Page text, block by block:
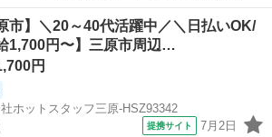
験が活かせます☆ ・1年後に正社員登用のチ
「半導体ブーム」の立役者
の他
市】＼20～40代活躍中／＼日払いOK/
1,700円〜】三原市周辺…
円
ホットスタッフ三原-HSZ93342
提携サイト 7月2日